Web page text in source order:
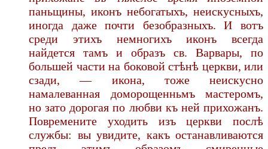
паньщины, иконъ небогатыхъ, неискусныхъ,
иногда даже почти безобразныхъ. И вотъ
среди этихъ немногихъ иконъ всегда
найдется тамъ и образъ св. Варвары, по
большей части на боковой стѣнѣ церкви, или
сзади, — икона, тоже неискусно
намалеванная доморощенньмъ мастеромъ,
но зато дорогая по любви къ ней прихожанъ.
Повремените уходить изъ церкви послѣ
службы: вы увидите, какъ останавливаются